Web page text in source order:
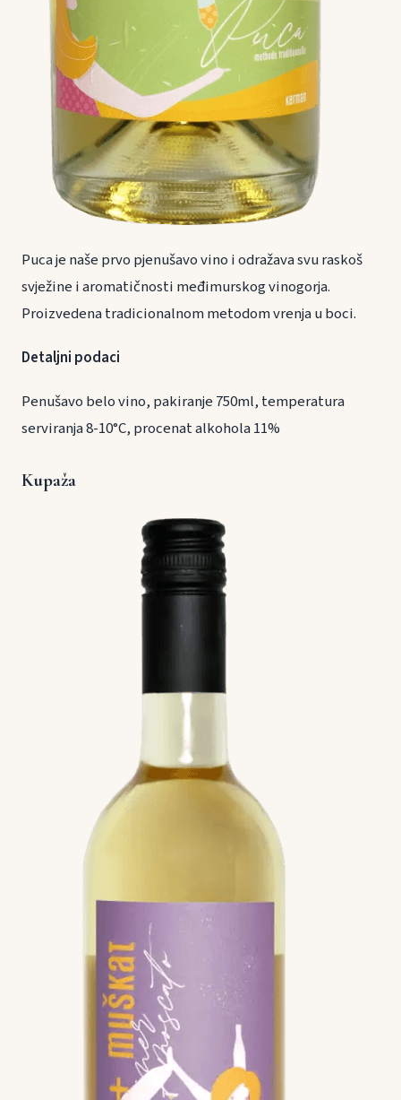
Puca je naše prvo pjenušavo vino i odražava svu raskoš
svježine i aromatičnosti međimurskog vinogorja.
Proizvedena tradicionalnom metodom vrenja u boci.
Detaljni podaci
Penušavo belo vino, pakiranje 750ml, temperatura
serviranja 8-10°C, procenat alkohola 11%
Kupaža